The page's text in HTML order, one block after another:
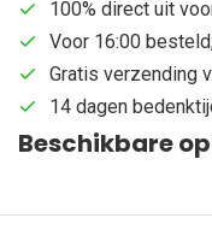
100% direct uit
Voor 16:00
Gratis verzending
14 dagen
Beschikbare